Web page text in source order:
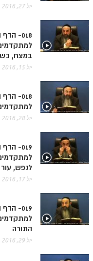
הזוהר הקדוש – קדושים למתחילים
הזוהר הקדוש – קדושים למתקדמים
ספר הזוהר אמור השקפה
ספר הזוהר אמור מתקדמים
הזוהר הקדוש פרשת בהר למתחילים
הזוהר הקדוש פרשת בהר –
זוהר בחוקותי למתחילים
זוהר הקדוש בחוקותי למתקדמים
זוהר במדבר מתחילים
זוהר במדבר מתקדמים
יול 27, 2016
018-
במצח,
יול 15, 2016
018-
יול 28, 2016
019-
לנפש,
יול 17, 2016
019-
התורה
יול 29, 2016